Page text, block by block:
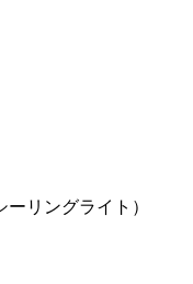
リングライト）